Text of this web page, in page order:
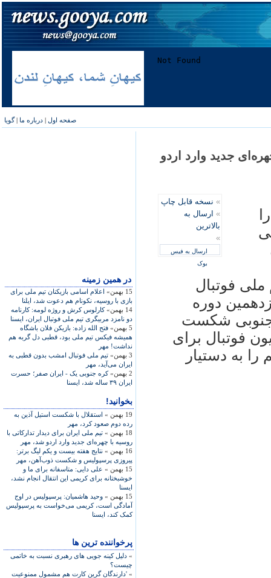
صفحه اول | درباره ما |گویا
در همين زمينه
15 بهمن»
اعلام اسامی بازيکنان تيم ملی برای
بازی با روسيه، نکونام هم دعوت شد، ايلنا
14 بهمن»
کارلوس کرش و روژه لومه: کارنامه
دو نامزد مربيگری تيم ملی فوتبال ايران، ايسنا
5 بهمن»
فتح الله زاده: بازيکن فلان باشگاه
هميشه فيکس تيم ملی بود، قطبی دل گربه هم
نداشت! مهر
3 بهمن»
تيم ملی فوتبال امشب بدون قطبی به
ايران می‌آيد، مهر
2 بهمن»
کره جنوبی يک - ايران صفر؛ حسرت
ايران ‌٣٩ ساله شد، ايسنا
بخوانید!
19 بهمن »
استقلال با شکست استیل آذین به
رده دوم صعود کرد، مهر
18 بهمن »
تيم ملی ايران برای ديدار تدارکاتی با
روسيه با چهره‌ای جديد وارد اردو شد، مهر
16 بهمن »
نتايج هفته بيست و يکم ليگ برتر:
پيروزی پرسپوليس و شکست ذوب‌آهن، مهر
15 بهمن »
علی دايی: متاسفانه برای ما و
خوشبختانه برای کريمی اين انتقال انجام نشد،
ايسنا
15 بهمن »
وحيد هاشميان: پرسپوليس در اوج
آمادگی است، کريمی می‌خواست به پرسپوليس
کمک کند، ايسنا
پرخواننده ترین ها
» دلیل کینه جویی های رهبری نسبت به خاتمی
چیست؟
» 'دارندگان گرین کارت هم مشمول ممنوعیت
جديد وارد اردو
» نسخه قابل چاپ
» ارسال به
بالاترین
»
ارسال به فیس
بوک
ملی فوتبال
دوره
جنوبی شکست
فوتبال برای
را به دستيار